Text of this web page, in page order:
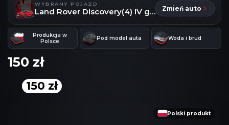
WYBRANY POJAZD
Land Rover Discovery(4) IV gen Zmień auto
Produkcja w
Polsce
Pod model auta Woda i brud
150 zł
150 zł
Polski produkt
ABY